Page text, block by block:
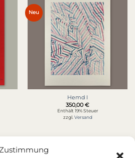
Neu
Hemd I
350,00€
Enthält 19% Steuer
zzgl. Versand